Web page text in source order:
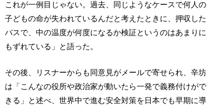
これが一例目じゃない。過去、同じようなケースで何人の
子どもの命が失われているんだと考えたときに、押収した
バスで、中の温度が何度になるか検証というのはあまりに
もずれている」と語った。
その後、リスナーからも同意見がメールで寄せられ、辛坊
は「こんなの役所や政治家が動いたら一発で義務付けがで
きる」と述べ、世界中で進む安全対策を日本でも早期に導